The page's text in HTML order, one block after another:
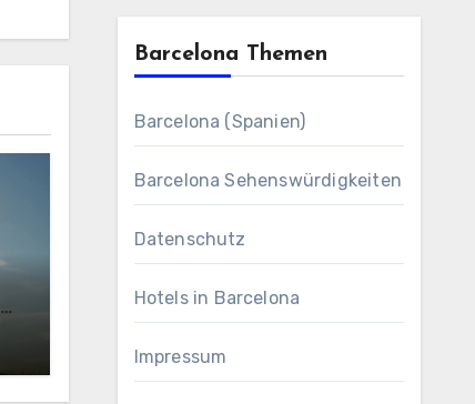
Barcelona Themen
Barcelona (Spanien)
Barcelona Sehenswürdigkeiten
Datenschutz
Hotels in Barcelona
Impressum